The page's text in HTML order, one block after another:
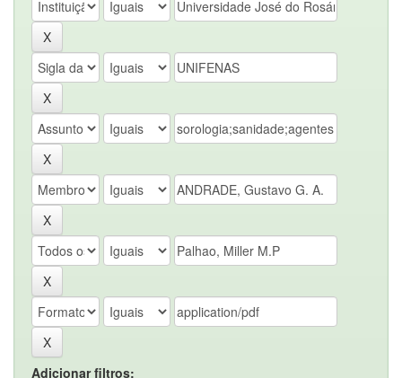
Adicionar filtros: